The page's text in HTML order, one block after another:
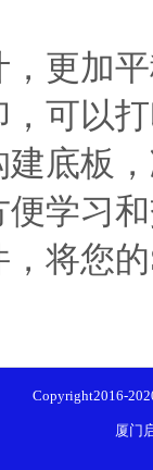
，更加
，可以
建底板
便学习
，将您
Copyright2016-
厦门